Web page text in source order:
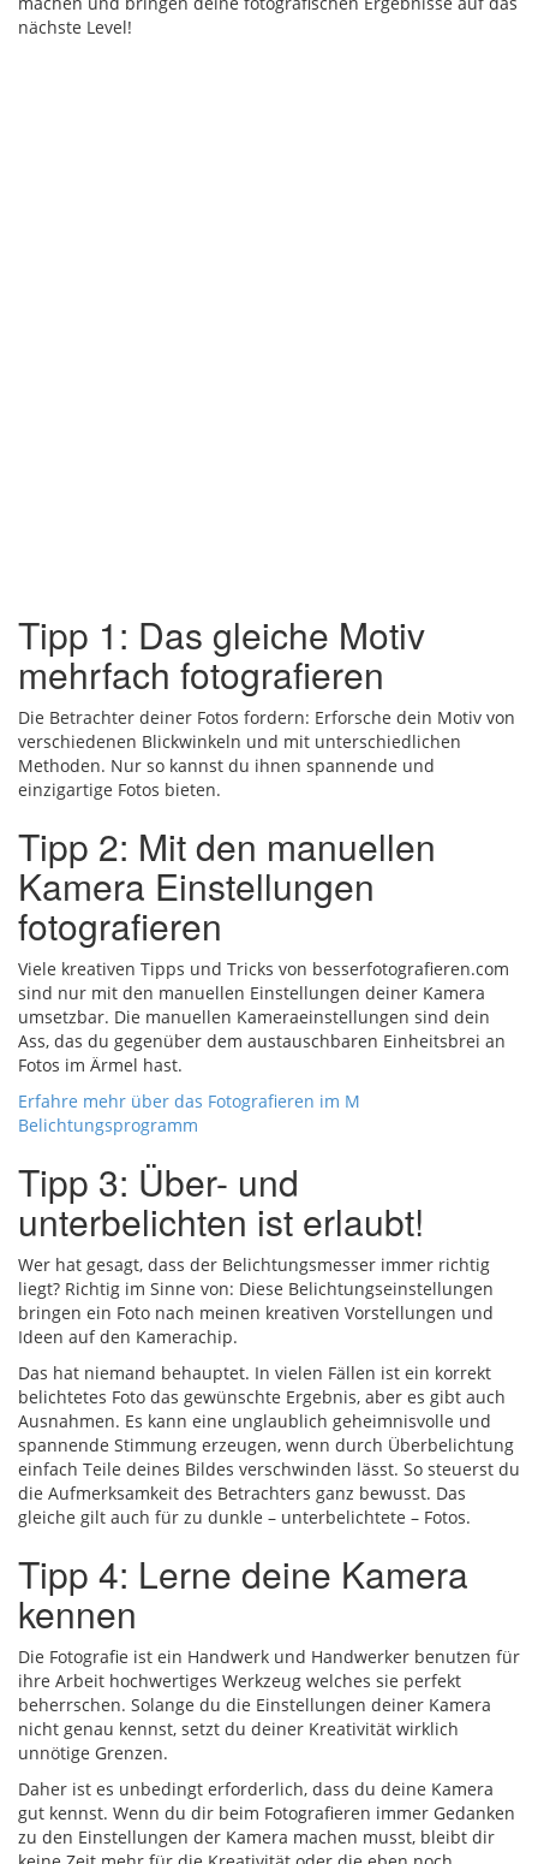
nächste Level!
Tipp 1: Das gleiche Motiv
mehrfach fotografieren
Die Betrachter deiner Fotos fordern: Erforsche dein Motiv von
verschiedenen Blickwinkeln und mit unterschiedlichen
Methoden. Nur so kannst du ihnen spannende und
einzigartige Fotos bieten.
Tipp 2: Mit den manuellen
Kamera Einstellungen
fotografieren
Viele kreativen Tipps und Tricks von besserfotografieren.com
sind nur mit den manuellen Einstellungen deiner Kamera
umsetzbar. Die manuellen Kameraeinstellungen sind dein
Ass, das du gegenüber dem austauschbaren Einheitsbrei an
Fotos im Ärmel hast.
Erfahre mehr über das Fotografieren im M
Belichtungsprogramm
Tipp 3: Über- und
unterbelichten ist erlaubt!
Wer hat gesagt, dass der Belichtungsmesser immer richtig
liegt? Richtig im Sinne von: Diese Belichtungseinstellungen
bringen ein Foto nach meinen kreativen Vorstellungen und
Ideen auf den Kamerachip.
Das hat niemand behauptet. In vielen Fällen ist ein korrekt
belichtetes Foto das gewünschte Ergebnis, aber es gibt auch
Ausnahmen. Es kann eine unglaublich geheimnisvolle und
spannende Stimmung erzeugen, wenn durch Überbelichtung
einfach Teile deines Bildes verschwinden lässt. So steuerst du
die Aufmerksamkeit des Betrachters ganz bewusst. Das
gleiche gilt auch für zu dunkle – unterbelichtete – Fotos.
Tipp 4: Lerne deine Kamera
kennen
Die Fotografie ist ein Handwerk und Handwerker benutzen für
ihre Arbeit hochwertiges Werkzeug welches sie perfekt
beherrschen. Solange du die Einstellungen deiner Kamera
nicht genau kennst, setzt du deiner Kreativität wirklich
unnötige Grenzen.
Daher ist es unbedingt erforderlich, dass du deine Kamera
gut kennst. Wenn du dir beim Fotografieren immer Gedanken
zu den Einstellungen der Kamera machen musst, bleibt dir